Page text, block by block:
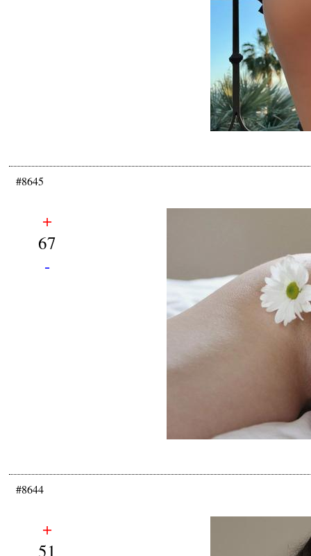
#8645
+
67
-
#8644
+
51